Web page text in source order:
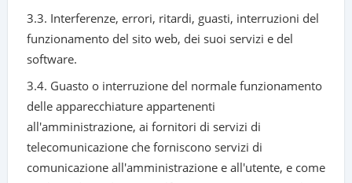
3.3. Interferenze, errori, ritardi, guasti, interruzioni del
funzionamento del sito web, dei suoi servizi e del
software.
3.4. Guasto o interruzione del normale funzionamento
delle apparecchiature appartenenti
all'amministrazione, ai fornitori di servizi di
telecomunicazione che forniscono servizi di
comunicazione all'amministrazione e all'utente, e come